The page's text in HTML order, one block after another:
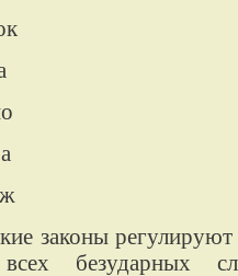
законы
безударных